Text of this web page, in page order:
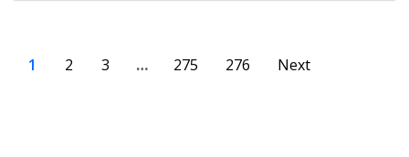
1 2 3 … 275 276 Next